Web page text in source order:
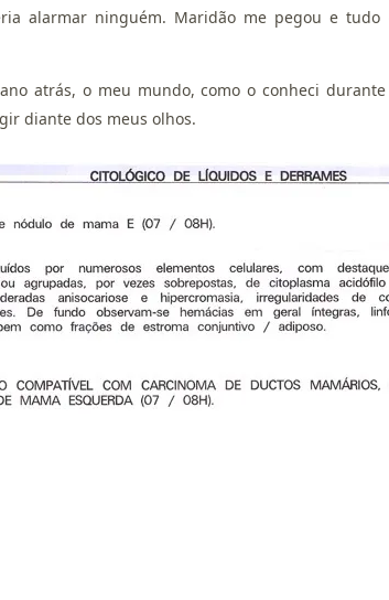
alarmar ninguém. Maridão me pegou e
atrás, o meu mundo, como o conheci
diante dos meus olhos.